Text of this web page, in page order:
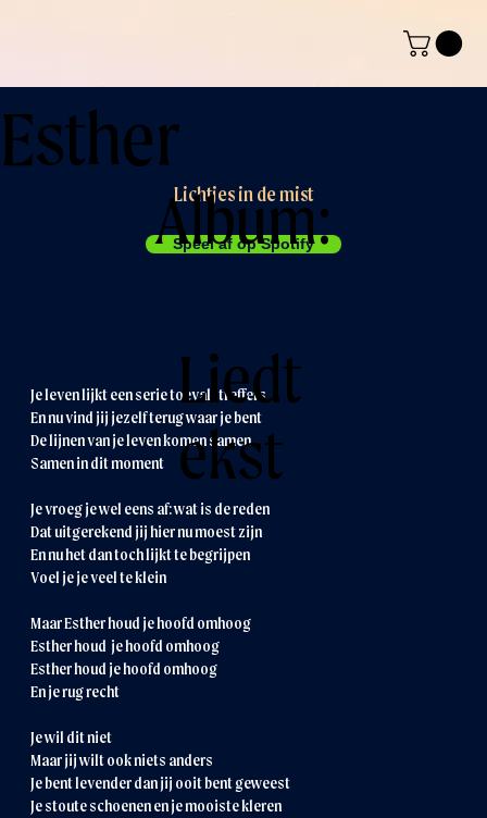
Speel af op Spotify
Lichtjes in de mist
Album:
Esther
Je leven lijkt een serie toevalstreffers
En nu vind jij jezelf terug waar je bent
De lijnen van je leven komen samen
Samen in dit moment
Je vroeg je wel eens af: wat is de reden
Dat uitgerekend jij hier nu moest zijn
En nu het dan toch lijkt te begrijpen
Voel je je veel te klein
Maar Esther houd je hoofd omhoog
Esther houd je hoofd omhoog
Esther houd je hoofd omhoog
En je rug recht
Je wil dit niet
Maar jij wilt ook niets anders
Je bent levender dan jij ooit bent geweest
Je stoute schoenen en je mooiste kleren
Liedt
ekst